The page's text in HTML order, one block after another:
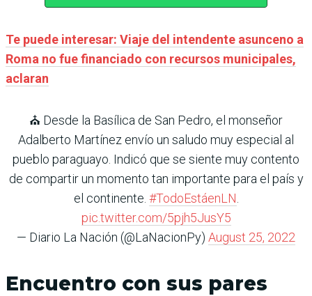
Te puede interesar: Viaje del intendente asunceno a
Roma no fue financiado con recursos municipales,
aclaran
⛪ Desde la Basílica de San Pedro, el monseñor
Adalberto Martínez envío un saludo muy especial al
pueblo paraguayo. Indicó que se siente muy contento
de compartir un momento tan importante para el país y
el continente. #TodoEstáenLN
pic.twitter.com/5pjh5JusY5
— Diario La Nación (@LaNacionPy) August 25, 2022
Encuentro con sus pares